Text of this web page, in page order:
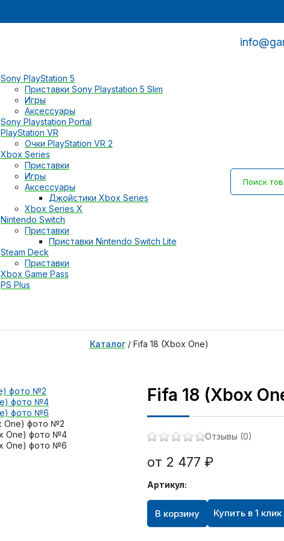
Sony PlayStation 5
Приставки Sony Playstation 5 Slim
Игры
Аксессуары
Sony Playstation Portal
PlayStation VR
Очки PlayStation VR 2
Xbox Series
Приставки
Игры
Аксессуары
Джойстики Xbox Series
Xbox Series X
Nintendo Switch
Приставки
Приставки Nintendo Switch Lite
Steam Deck
Приставки
Xbox Game Pass
PS Plus
Каталог/ Fifa 18 (Xbox One)
Fifa 18 (Xbox
Отзывы (0)
от 2 477 ₽
Артикул:
В корзину Купить в 1 клик